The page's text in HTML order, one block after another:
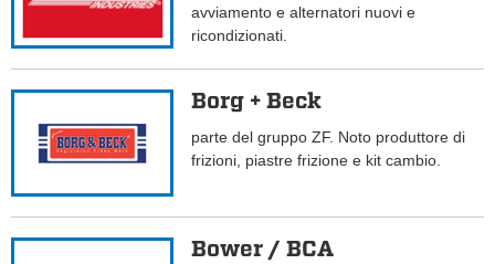
avviamento e alternatori nuovi e
ricondizionati.
Borg + Beck
parte del gruppo ZF. Noto produttore di
frizioni, piastre frizione e kit cambio.
Bower / BCA